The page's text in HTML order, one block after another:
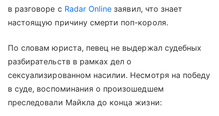
в разговоре с Radar Online заявил, что знает
настоящую причину смерти поп-короля.
По словам юриста, певец не выдержал судебных
разбирательств в рамках дел о
сексуализированном насилии. Несмотря на победу
в суде, воспоминания о произошедшем
преследовали Майкла до конца жизни: